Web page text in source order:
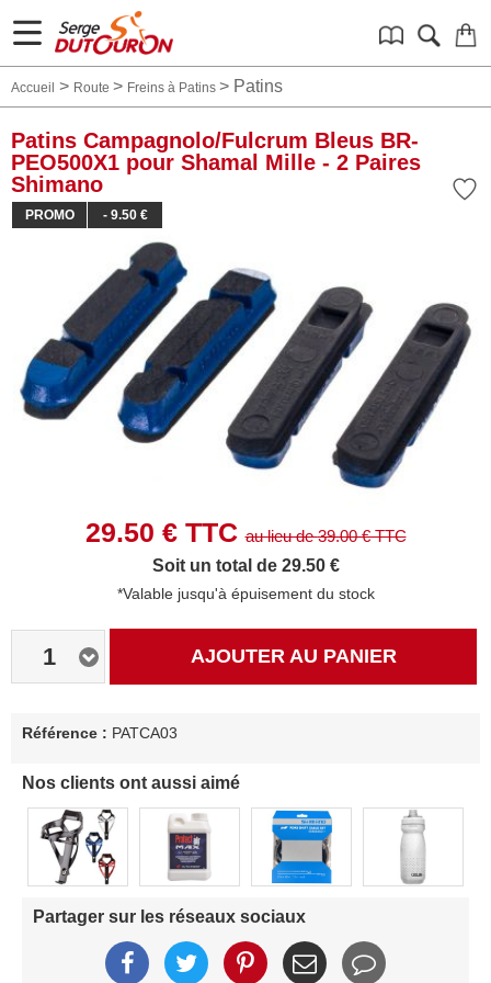
Accueil > Route > Freins à Patins > Patins
Patins Campagnolo/Fulcrum Bleus BR-
PEO500X1 pour Shamal Mille - 2 Paires
Shimano
PROMO - 9.50 €
29.50 € TTCau lieu de39.00€ TTC
Soit un total de 29.50 €
*Valable jusqu'à épuisement du stock
1 AJOUTER AU PANIER
Référence : PATCA03
Nos clients ont aussi aimé
Partager sur les réseaux sociaux